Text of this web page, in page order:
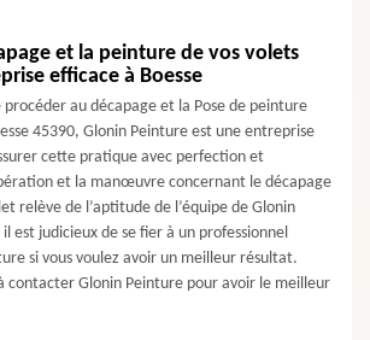
et la peinture de vos volets
efficace à Boesse
procéder au décapage et la Pose de peinture
45390, Glonin Peinture est une entreprise
cette pratique avec perfection et
et la manœuvre concernant le décapage
relève de l’aptitude de l’équipe de Glonin
est judicieux de se fier à un professionnel
si vous voulez avoir un meilleur résultat.
contacter Glonin Peinture pour avoir le meilleur